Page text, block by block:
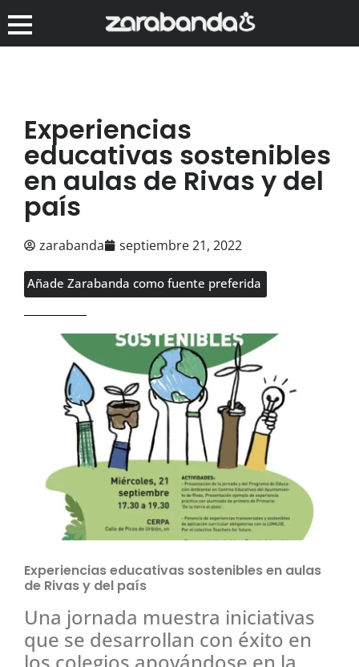
Experiencias
educativas sostenibles
en aulas de Rivas y del
país
zarabanda septiembre 21, 2022
Añade Zarabanda como fuente preferida
Experiencias educativas sostenibles en aulas
de Rivas y del país
Una jornada muestra iniciativas
que se desarrollan con éxito en